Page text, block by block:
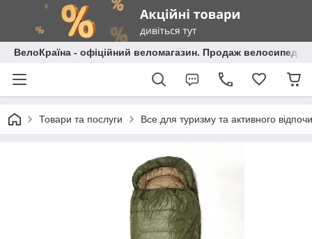
ВелоКраїна - офіційний веломагазин. Продаж велосипедів
Товари та послуги Все для туризму та активного